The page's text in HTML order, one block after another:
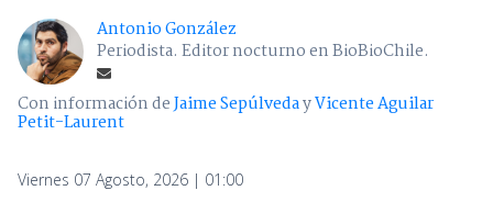
Antonio González
Periodista. Editor nocturno en BioBioChile.
Con información deJaime SepúlvedayVicente Aguilar
Petit-Laurent
Viernes 07 Agosto, 2026 | 01:00